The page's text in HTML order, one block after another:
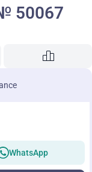
50067
WhatsApp